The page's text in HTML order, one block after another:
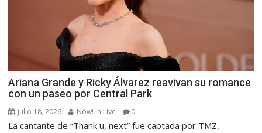
Ariana Grande y Ricky Álvarez reavivan su romance
con un paseo por Central Park
julio 18, 2026 Now! in Live 0
La cantante de “Thank u, next” fue captada por TMZ,